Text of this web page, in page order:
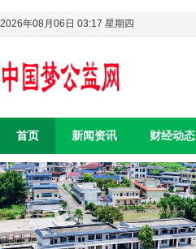
2026年08月06日 03:17 星期四
首页 新闻资讯 财经动态